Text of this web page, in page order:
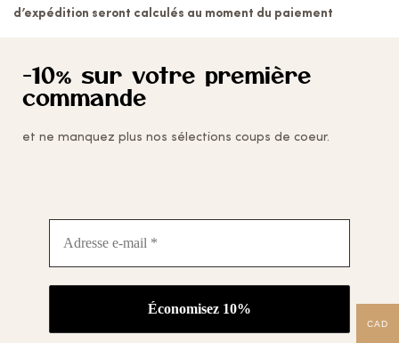
d’expédition seront calculés au moment du paiement
-10% sur votre première
commande
et ne manquez plus nos sélections coups de coeur.
CAD